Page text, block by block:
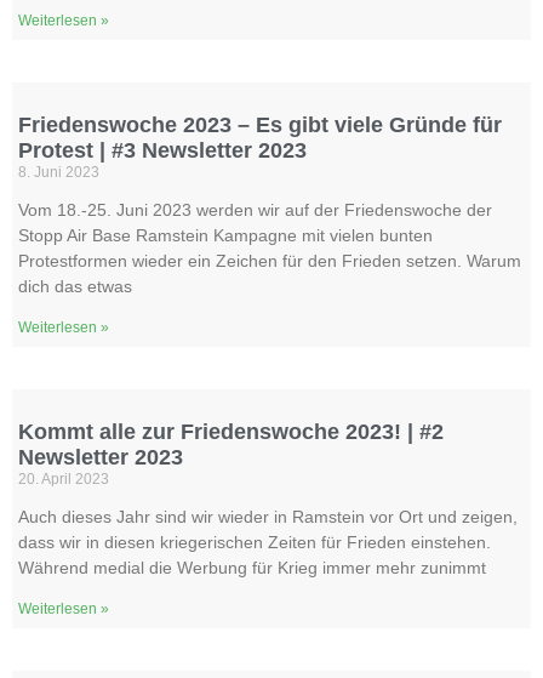
Weiterlesen »
Friedenswoche 2023 – Es gibt viele Gründe für
Protest | #3 Newsletter 2023
8. Juni 2023
Vom 18.-25. Juni 2023 werden wir auf der Friedenswoche der
Stopp Air Base Ramstein Kampagne mit vielen bunten
Protestformen wieder ein Zeichen für den Frieden setzen. Warum
dich das etwas
Weiterlesen »
Kommt alle zur Friedenswoche 2023! | #2
Newsletter 2023
20. April 2023
Auch dieses Jahr sind wir wieder in Ramstein vor Ort und zeigen,
dass wir in diesen kriegerischen Zeiten für Frieden einstehen.
Während medial die Werbung für Krieg immer mehr zunimmt
Weiterlesen »